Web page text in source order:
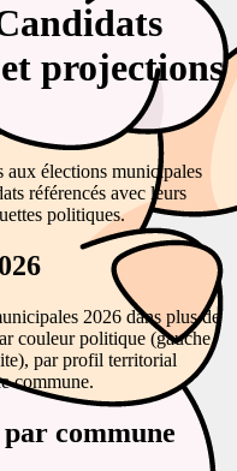
projections
aux élections municipales
référencés avec leurs
politiques.
2026 dans plus de
couleur politique (gauche,
par profil territorial
commune.
commune